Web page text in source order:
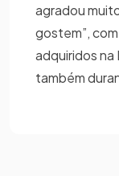
agradou
gostem”,
adquiridos na
também